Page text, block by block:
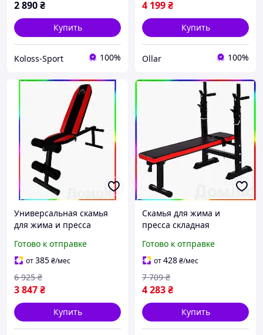
2 890₴
Купить
Koloss-Sport 100%
4 199₴
Купить
Ollar 100%
Универсальная скамья
для жима и пресса
для домашних
тренировок и спортзала
Готово к отправке
от385₴/мес
3 847₴
6 925 ₴
Купить
Скамья для жима и
пресса складная
для домашних
тренировок и спортзала
Готово к отправке
от428₴/мес
4 283₴
7 709 ₴
Купить